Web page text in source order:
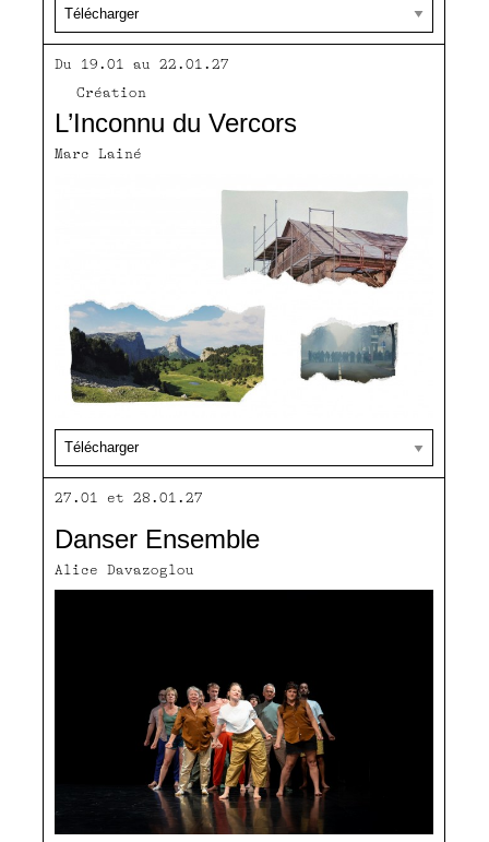
Du 19.01 au 22.01.27
Création
L’Inconnu du Vercors
Marc Lainé
27.01 et 28.01.27
Danser Ensemble
Alice Davazoglou